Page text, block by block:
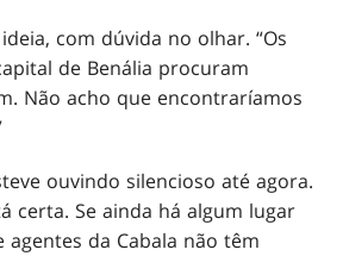
com dúvida no olhar. “Os
de Benália procuram
Não acho que encontraríamos
ouvindo silencioso até agora.
certa. Se ainda há algum lugar
da Cabala não têm